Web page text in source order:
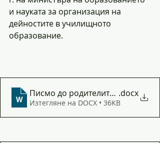
и науката за организация на
дейностите в училищното
образование.
Писмо до родителите 7 клас 2024
.docx
Изтегляне на DOCX • 36KB